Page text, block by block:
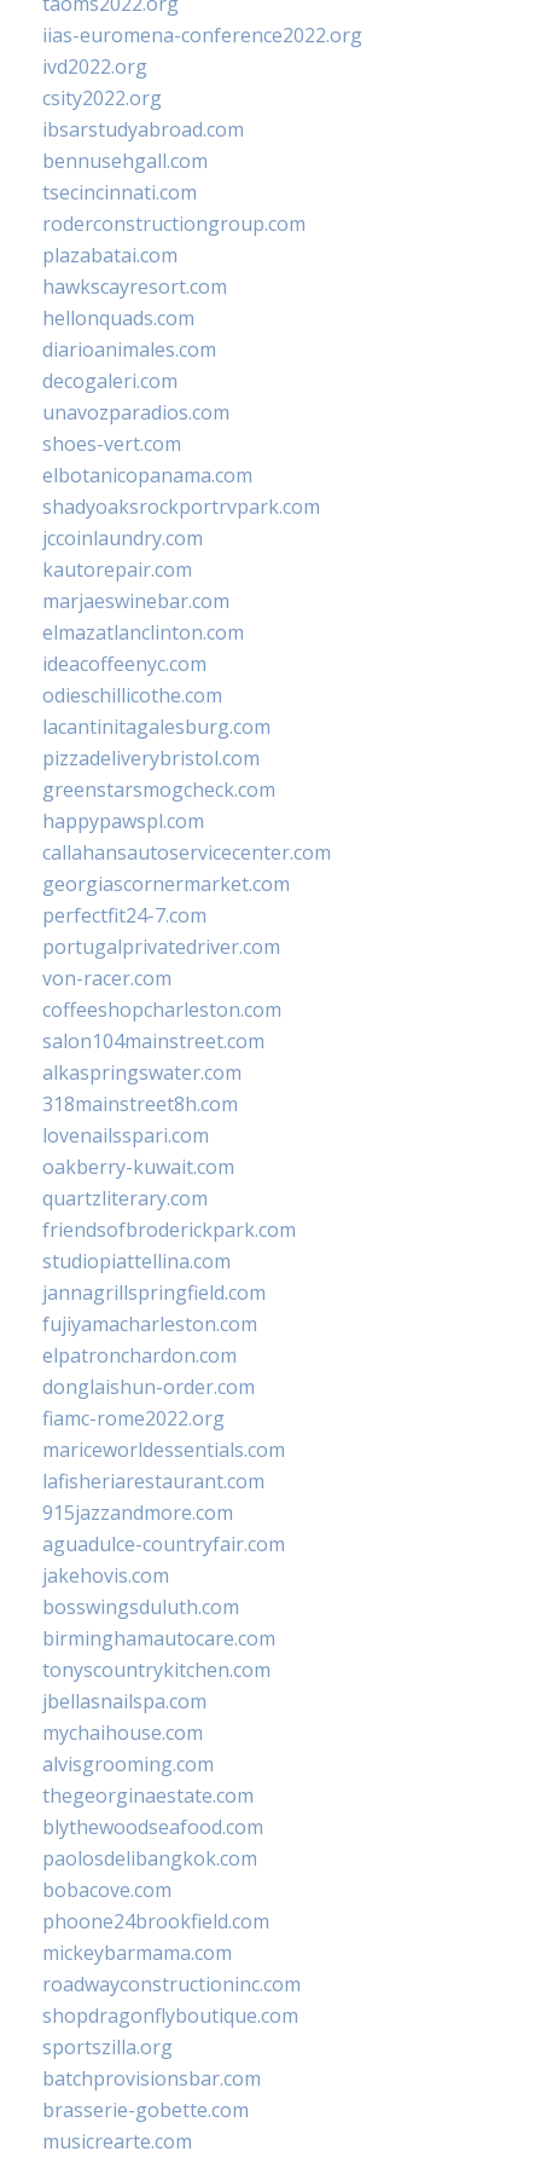
iias-euromena-conference2022.org
ivd2022.org
csity2022.org
ibsarstudyabroad.com
bennusehgall.com
tsecincinnati.com
roderconstructiongroup.com
plazabatai.com
hawkscayresort.com
hellonquads.com
diarioanimales.com
decogaleri.com
unavozparadios.com
shoes-vert.com
elbotanicopanama.com
shadyoaksrockportrvpark.com
jccoinlaundry.com
kautorepair.com
marjaeswinebar.com
elmazatlanclinton.com
ideacoffeenyc.com
odieschillicothe.com
lacantinitagalesburg.com
pizzadeliverybristol.com
greenstarsmogcheck.com
happypawspl.com
callahansautoservicecenter.com
georgiascornermarket.com
perfectfit24-7.com
portugalprivatedriver.com
von-racer.com
coffeeshopcharleston.com
salon104mainstreet.com
alkaspringswater.com
318mainstreet8h.com
lovenailsspari.com
oakberry-kuwait.com
quartzliterary.com
friendsofbroderickpark.com
studiopiattellina.com
jannagrillspringfield.com
fujiyamacharleston.com
elpatronchardon.com
donglaishun-order.com
fiamc-rome2022.org
mariceworldessentials.com
lafisheriarestaurant.com
915jazzandmore.com
aguadulce-countryfair.com
jakehovis.com
bosswingsduluth.com
birminghamautocare.com
tonyscountrykitchen.com
jbellasnailspa.com
mychaihouse.com
alvisgrooming.com
thegeorginaestate.com
blythewoodseafood.com
paolosdelibangkok.com
bobacove.com
phoone24brookfield.com
mickeybarmama.com
roadwayconstructioninc.com
shopdragonflyboutique.com
sportszilla.org
batchprovisionsbar.com
brasserie-gobette.com
musicrearte.com